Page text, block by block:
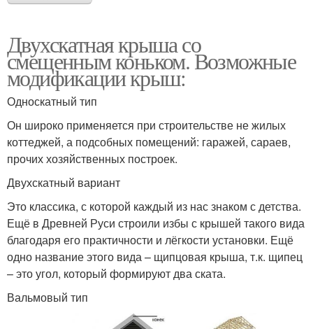
Двухскатная крыша со
смещенным коньком. Возможные
модификации крыш:
Односкатный тип
Он широко применяется при строительстве не жилых
коттеджей, а подсобных помещений: гаражей, сараев,
прочих хозяйственных построек.
Двухскатный вариант
Это классика, с которой каждый из нас знаком с детства.
Ещё в Древней Руси строили избы с крышей такого вида
благодаря его практичности и лёгкости установки. Ещё
одно название этого вида – щипцовая крыша, т.к. щипец
– это угол, который формируют два ската.
Вальмовый тип